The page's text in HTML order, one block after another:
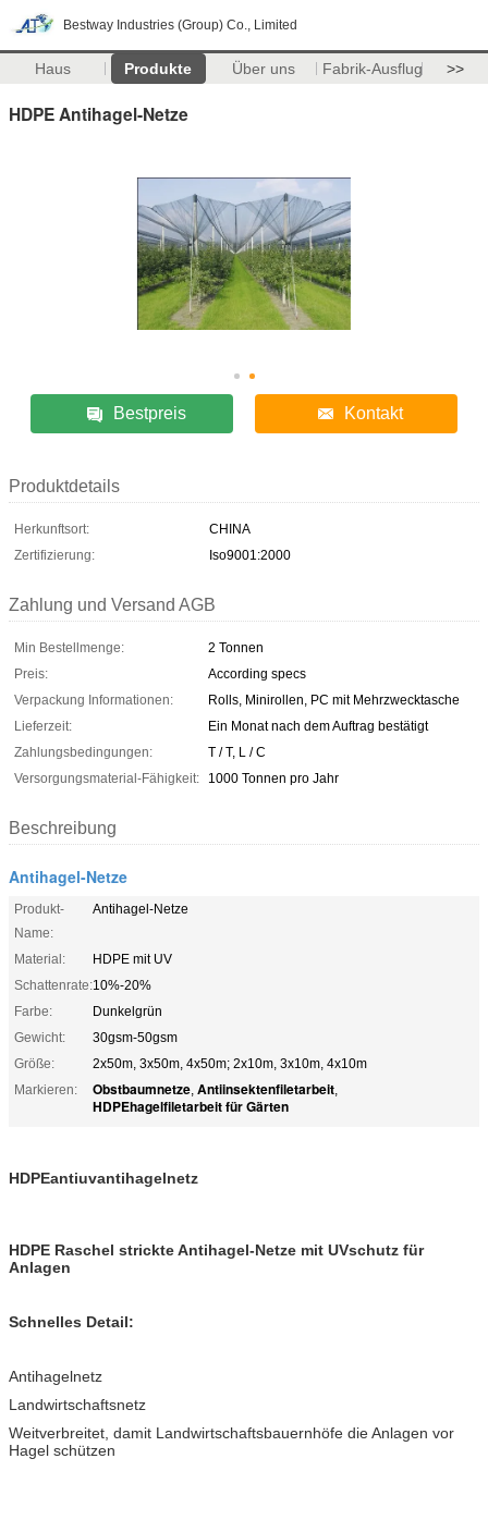
Bestway Industries (Group) Co., Limited
Haus Produkte Über uns Fabrik-Ausflug >>
HDPE Antihagel-Netze
Bestpreis Kontakt
Produktdetails
Herkunftsort:
CHINA
Zertifizierung:
Iso9001:2000
Zahlung und Versand AGB
Min Bestellmenge:
2 Tonnen
Preis:
According specs
Verpackung Informationen:
Rolls, Minirollen, PC mit Mehrzwecktasche
Lieferzeit:
Ein Monat nach dem Auftrag bestätigt
Zahlungsbedingungen:
T / T, L / C
Versorgungsmaterial-Fähigkeit:
1000 Tonnen pro Jahr
Beschreibung
Antihagel-Netze
Produkt-
Name:
Antihagel-Netze
Material:
HDPE mit UV
Schattenrate:10%-20%
Farbe:
Dunkelgrün
Gewicht:
30gsm-50gsm
Größe:
2x50m, 3x50m, 4x50m; 2x10m, 3x10m, 4x10m
Markieren:
Obstbaumnetze, Antiinsektenfiletarbeit,
HDPEhagelfiletarbeit für Gärten
HDPEantiuvantihagelnetz
HDPE Raschel strickte Antihagel-Netze mit UVschutz für
Anlagen
Schnelles Detail:
Antihagelnetz
Landwirtschaftsnetz
Weitverbreitet, damit Landwirtschaftsbauernhöfe die Anlagen vor
Hagel schützen